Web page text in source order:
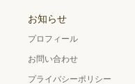
お知らせ
プロフィール
お問い合わせ
プライバシーポリシー